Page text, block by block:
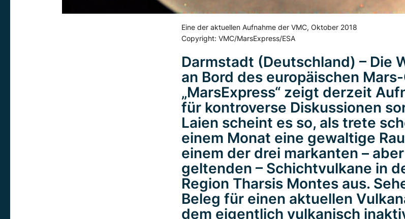
Eine der aktuellen Aufnahme der VMC, Oktober 2018
Copyright: VMC/MarsExpress/ESA
Darmstadt (Deutschland) – Die
an Bord des europäischen
„MarsExpress“ zeigt derzeit
für kontroverse Diskussionen
Laien scheint es so, als trete
einem Monat eine gewaltige
einem der drei markanten –
geltenden – Schichtvulkane in
Region Tharsis Montes aus.
Beleg für einen aktuellen
dem eigentlich vulkanisch